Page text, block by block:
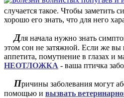
случается такое. Чтобы заметить
хорошо его знать, что для него
Для начала нужно знать
этом сон не затяжной. Если же вы
аппетита, помутнение в глазах и
НЕОТЛОЖКА - ваша птичка
Причины заболевания могут
помощью и вызвать